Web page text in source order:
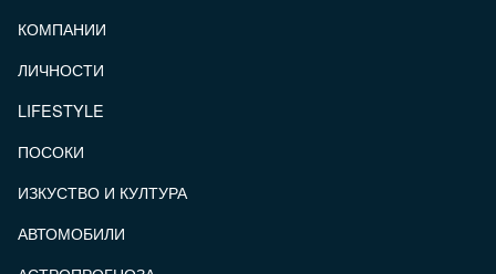
КОМПАНИИ
ЛИЧНОСТИ
LIFESTYLE
ПОСОКИ
ИЗКУСТВО И КУЛТУРА
АВТОМОБИЛИ